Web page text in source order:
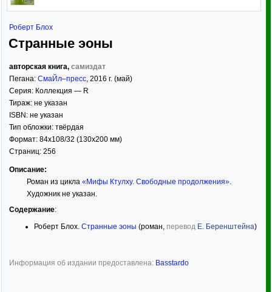
Роберт Блох
Странные эоны
авторская книга, самиздат
Пегана: СмаЙл–пресс, 2016 г. (май)
Серия: Коллекция — R
Тираж: не указан
ISBN: не указан
Тип обложки: твёрдая
Формат: 84x108/32 (130x200 мм)
Страниц: 256
Описание:
Роман из цикла «Мифы Ктулху. Свободные продолжения».
Художник не указан.
Содержание:
Роберт Блох. Странные эоны (роман, перевод Е. Беренштейна)
Информация об издании предоставлена: Basstardo